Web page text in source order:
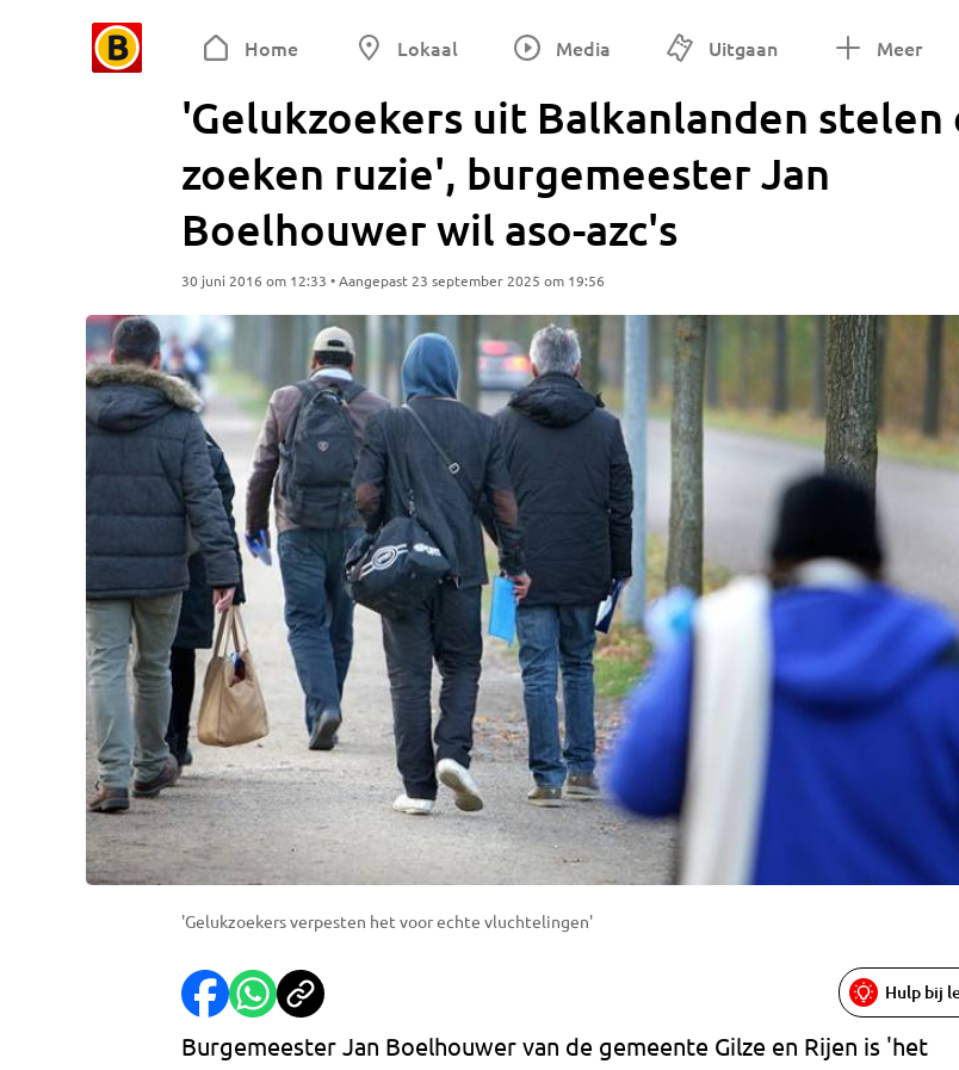
Home Lokaal Media Uitgaan Meer
'Gelukzoekers uit Balkanlanden stelen
zoeken ruzie', burgemeester Jan
Boelhouwer wil aso-azc's
30 juni 2016 om 12:33 • Aangepast 23 september 2025 om 19:56
'Gelukzoekers verpesten het voor echte vluchtelingen'
Hulp bij
Burgemeester Jan Boelhouwer van de gemeente Gilze en Rijen is 'het